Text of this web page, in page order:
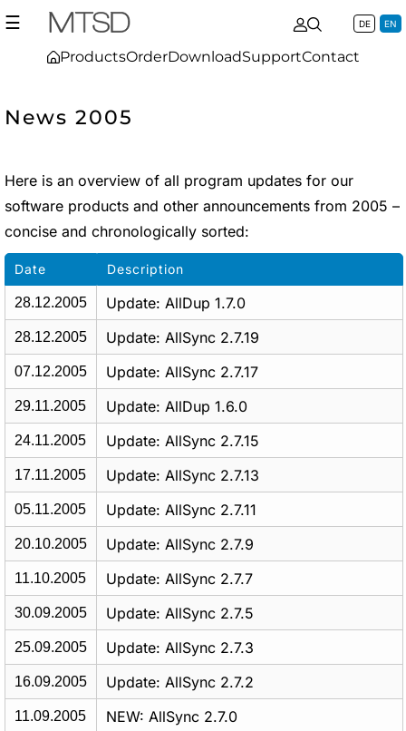
☰
ProductsOrderDownloadSupportContact
DE EN
News 2005
Here is an overview of all program updates for our
software products and other announcements from 2005 –
concise and chronologically sorted:
Date Description
28.12.2005 Update: AllDup 1.7.0
28.12.2005 Update: AllSync 2.7.19
07.12.2005 Update: AllSync 2.7.17
29.11.2005 Update: AllDup 1.6.0
24.11.2005 Update: AllSync 2.7.15
17.11.2005 Update: AllSync 2.7.13
05.11.2005 Update: AllSync 2.7.11
20.10.2005 Update: AllSync 2.7.9
11.10.2005 Update: AllSync 2.7.7
30.09.2005 Update: AllSync 2.7.5
25.09.2005 Update: AllSync 2.7.3
16.09.2005 Update: AllSync 2.7.2
11.09.2005 NEW: AllSync 2.7.0